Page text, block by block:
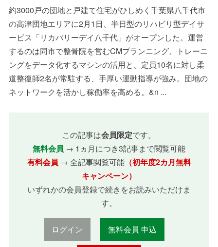
約3000戸の団地と戸建て住宅がひしめく千葉県八千代市
の高津団地エリアに2月1日、半日型のリハビリ型デイサ
ービス「リカバリーデイ八千代」がオープンした。運営
するのは同市で整骨院を営むCMプランニング。トレーニ
ングをデータ化するマシンの活用と、定員10名に対し柔
道整復師2名が常駐する、手厚い運動指導が強み。団地の
ネットワークを活かし稼働率を高める。&n ...
この記事は会員限定です。
無料会員 → 1ヵ月につき3記事まで閲覧可能
有料会員 → 全記事閲覧可能（初年度2カ月無料
キャンペーン）
いずれかの会員登録で続きをお読みいただけま
す。
ログイン 無料会員 申込